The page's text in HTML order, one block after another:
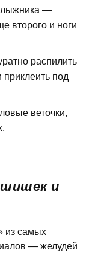
лыжника —
второго и ноги
распилить
приклеить под
веточки,
шишек и
из самых
— желудей